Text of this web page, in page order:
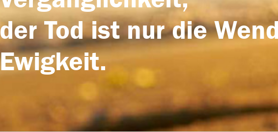
Tod ist nur die